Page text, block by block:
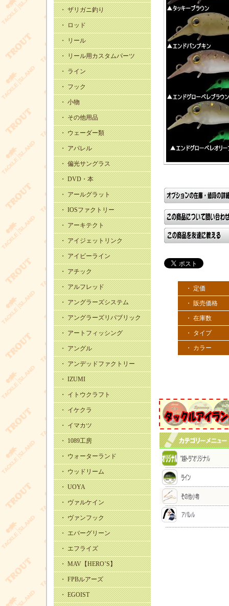
・ ザリガニ釣り
・ ロッド
・ リール
・ リール用カスタムパーツ
・ ライン
・ フック
・ 小物
・ その他用品
・ ウェーダー類
・ アパレル
・ 偏光サングラス
・ DVD・本
・ アールグラット
・ IOSファクトリー
・ アーキテクト
・ アイジェットリンク
・ アイビーライン
・ アチック
・ アルフレッド
・ アングラーズシステム
・ アングラーズリパブリック
・ アートフィッシング
・ アングル
・ アンデッドファクトリー
・ IZUMI
・ イトウクラフト
・ イケクラ
・ イマカツ
・ 1089工房
・ ウォーターランド
・ ウッドリーム
・ UOYA
・ ヴァルケイン
・ ヴァンフック
・ エバーグリーン
・ エフライズ
・ MAV【HERO’S】
・ FPBルアーズ
・ EGOIST
・ 定価
・ 販売価格
・ 在庫数
・ タイプ
・ カラー